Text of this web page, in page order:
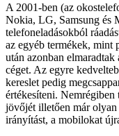
A 2001-ben (az
Nokia, LG, Samsung és
telefoneladásokból
az egyéb termékek, mint
után azonban
céget. Az egyre
kereslet pedig
értékesíteni.
jövőjét illetően már olyan
irányítást, a mobilokat